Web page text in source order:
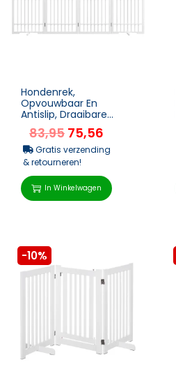
Hondenrek,
Opvouwbaar En
Antislip, Draaibare
Steun, Houten Frame,
183×24,5×61 Cm, Wit
83,95 75,56
Gratis verzending
& retourneren!
In Winkelwagen
-10%